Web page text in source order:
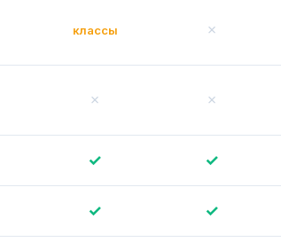
классы ✗
✗ ✗
✓ ✓
✓ ✓